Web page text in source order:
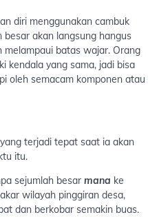
diri menggunakan cambuk
besar akan langsung hangus
melampaui batas wajar. Orang
kendala yang sama, jadi bisa
oleh semacam komponen atau
terjadi tepat saat ia akan
itu.
sejumlah besar mana ke
wilayah pinggiran desa,
dan berkobar semakin buas.